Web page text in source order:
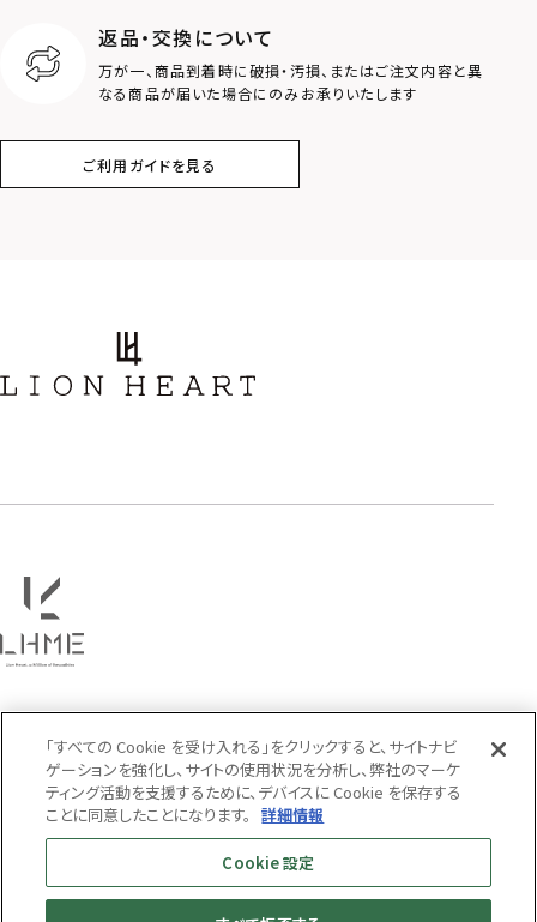
クラウン
スター
フラワー
返品・交換について
万が一、商品到着時に破損・汚損、またはご注文内容と異
なる商品が届いた場合にのみお承りいたします
ご利用ガイドを見る
「すべての Cookie を受け入れる」をクリックすると、サイトナビ
ゲーションを強化し、サイトの使用状況を分析し、弊社のマーケ
ティング活動を支援するために、デバイスに Cookie を保存する
ことに同意したことになります。
詳細情報
Cookie 設定